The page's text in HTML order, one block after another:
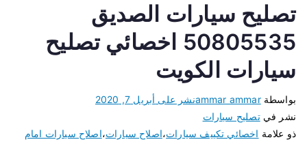
تصليح سيارات الصديق
50805535 اخصائي تصليح
سيارات الكويت
بواسطةammar ammarنشر على أبريل 7, 2020
نشر فيتصليح سيارات
ذو علامة اخصائي تكييف سيارات،اصلاح سيارات،اصلاح سيارات امام